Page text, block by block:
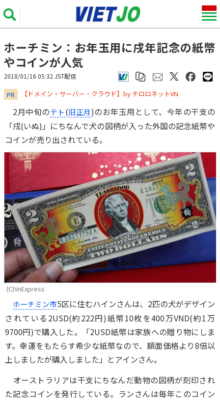
ホーチミン：お年玉用に戌年記念の紙幣
やコインが人気
2018/01/16 05:32 JST配信
PR ​​​​​​​【ドメイン・サーバー・クラウド】by チロロネットVN
2月中旬のテト(旧正月)のお年玉用として、今年の干支の
「戌(いぬ)」にちなんで犬の図柄が入った外国の記念紙幣や
コインが売り出されている。
(C)VnExpress
ホーチミン市5区に住むハインさんは、2匹の犬がデザイン
されている2USD(約222円)紙幣10枚を400万VND(約1万
9700円)で購入した。「2USD紙幣は家族への贈り物にしま
す。幸運をもたらす希少な紙幣なので、額面価格より8倍以
上しましたが購入しました」とアインさん。
オーストラリアは干支にちなんだ動物の図柄が刻印され
た記念コインを発行している。ランさんは毎年このコイン